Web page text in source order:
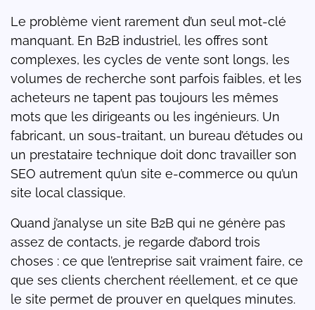
Le problème vient rarement d’un seul mot-clé
manquant. En B2B industriel, les offres sont
complexes, les cycles de vente sont longs, les
volumes de recherche sont parfois faibles, et les
acheteurs ne tapent pas toujours les mêmes
mots que les dirigeants ou les ingénieurs. Un
fabricant, un sous-traitant, un bureau d’études ou
un prestataire technique doit donc travailler son
SEO autrement qu’un site e-commerce ou qu’un
site local classique.
Quand j’analyse un site B2B qui ne génère pas
assez de contacts, je regarde d’abord trois
choses : ce que l’entreprise sait vraiment faire, ce
que ses clients cherchent réellement, et ce que
le site permet de prouver en quelques minutes.